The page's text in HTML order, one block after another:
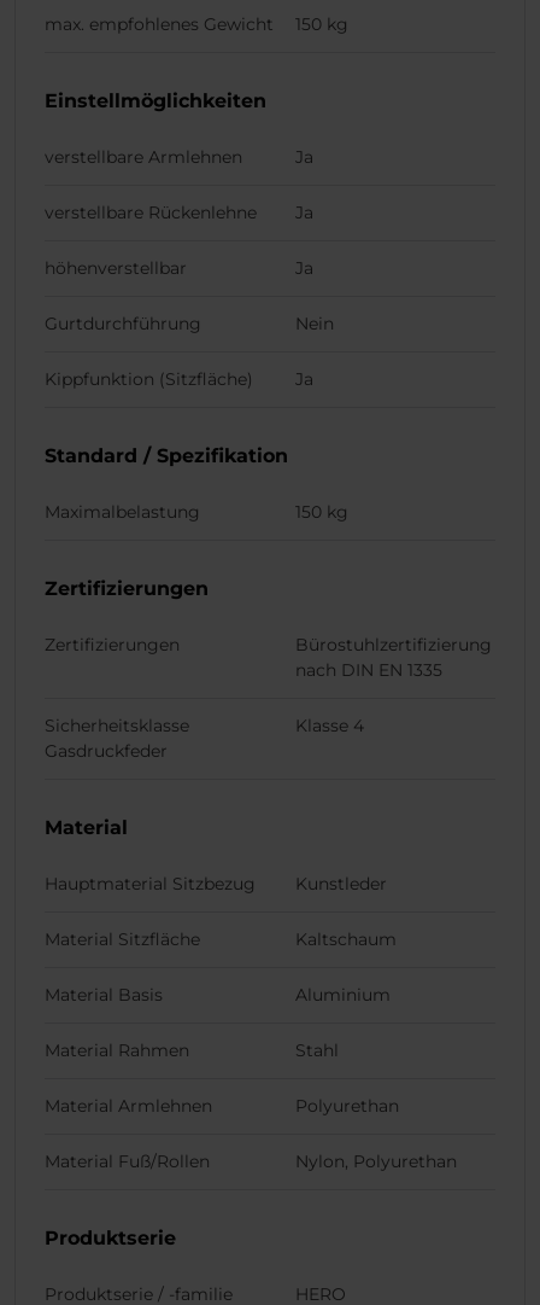
max. empfohlenes Gewicht 150 kg
Einstellmöglichkeiten
verstellbare Armlehnen Ja
verstellbare Rückenlehne Ja
höhenverstellbar Ja
Gurtdurchführung Nein
Kippfunktion (Sitzfläche) Ja
Standard / Spezifikation
Maximalbelastung 150 kg
Zertifizierungen
Zertifizierungen
Bürostuhlzertifizierung
nach DIN EN 1335
Sicherheitsklasse
Gasdruckfeder
Klasse 4
Material
Hauptmaterial Sitzbezug Kunstleder
Material Sitzfläche Kaltschaum
Material Basis Aluminium
Material Rahmen Stahl
Material Armlehnen Polyurethan
Material Fuß/Rollen Nylon, Polyurethan
Produktserie
Produktserie / -familie HERO